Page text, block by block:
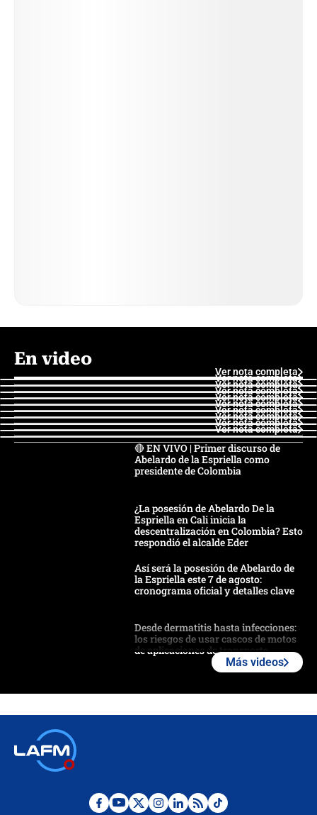
En video
Ver nota completa
Ver nota completa
Ver nota completa
Ver nota completa
Ver nota completa
Ver nota completa
Ver nota completa
Ver nota completa
Ver nota completa
Ver nota completa
🔴 EN VIVO | Primer discurso de
Abelardo de la Espriella como
presidente de Colombia
¿La posesión de Abelardo De la
Espriella en Cali inicia la
descentralización en Colombia? Esto
respondió el alcalde Eder
Así será la posesión de Abelardo de
la Espriella este 7 de agosto:
cronograma oficial y detalles clave
Desde dermatitis hasta infecciones:
los riesgos de usar cascos de motos
de aplicaciones de transporte
Posesión de Abelardo De La Espriella
Más videos